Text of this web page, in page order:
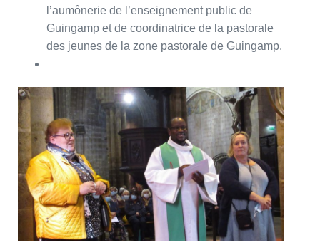
l’aumônerie de l’enseignement public de
Guingamp et de coordinatrice de la pastorale
des jeunes de la zone pastorale de Guingamp.